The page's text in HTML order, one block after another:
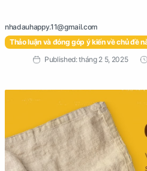
Thảo luận và đóng góp ý kiến về chủ đề